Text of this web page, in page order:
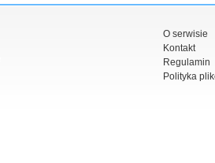
O serwisie
Kontakt
Regulamin
Polityka